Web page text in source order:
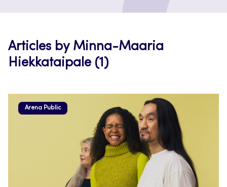
Articles by Minna-Maaria
Hiekkataipale (1)
Arena Public